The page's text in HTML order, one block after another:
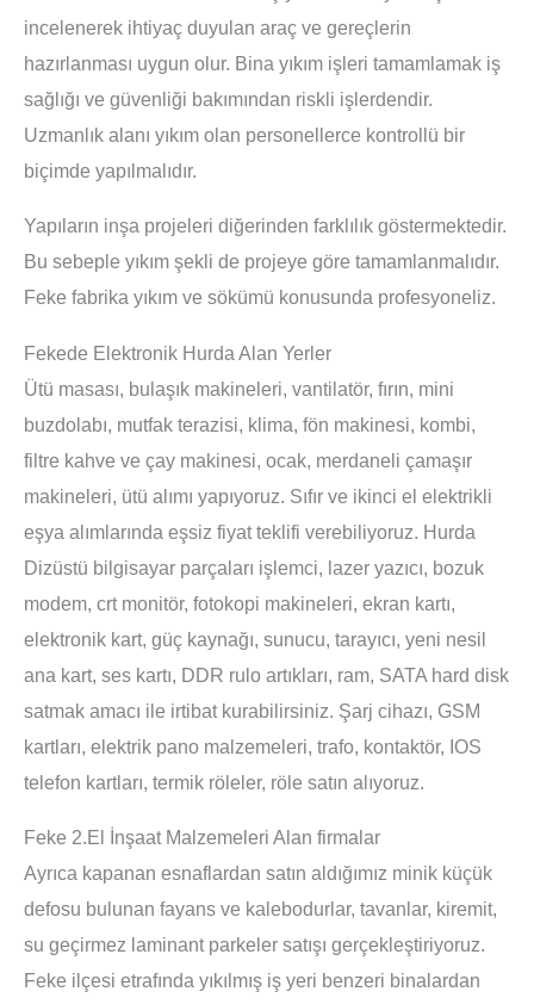
incelenerek ihtiyaç duyulan araç ve gereçlerin
hazırlanması uygun olur. Bina yıkım işleri tamamlamak iş
sağlığı ve güvenliği bakımından riskli işlerdendir.
Uzmanlık alanı yıkım olan personellerce kontrollü bir
biçimde yapılmalıdır.
Yapıların inşa projeleri diğerinden farklılık göstermektedir.
Bu sebeple yıkım şekli de projeye göre tamamlanmalıdır.
Feke fabrika yıkım ve sökümü konusunda profesyoneliz.
Fekede Elektronik Hurda Alan Yerler
Ütü masası, bulaşık makineleri, vantilatör, fırın, mini
buzdolabı, mutfak terazisi, klima, fön makinesi, kombi,
filtre kahve ve çay makinesi, ocak, merdaneli çamaşır
makineleri, ütü alımı yapıyoruz. Sıfır ve ikinci el elektrikli
eşya alımlarında eşsiz fiyat teklifi verebiliyoruz. Hurda
Dizüstü bilgisayar parçaları işlemci, lazer yazıcı, bozuk
modem, crt monitör, fotokopi makineleri, ekran kartı,
elektronik kart, güç kaynağı, sunucu, tarayıcı, yeni nesil
ana kart, ses kartı, DDR rulo artıkları, ram, SATA hard disk
satmak amacı ile irtibat kurabilirsiniz. Şarj cihazı, GSM
kartları, elektrik pano malzemeleri, trafo, kontaktör, IOS
telefon kartları, termik röleler, röle satın alıyoruz.
Feke 2.El İnşaat Malzemeleri Alan firmalar
Ayrıca kapanan esnaflardan satın aldığımız minik küçük
defosu bulunan fayans ve kalebodurlar, tavanlar, kiremit,
su geçirmez laminant parkeler satışı gerçekleştiriyoruz.
Feke ilçesi etrafında yıkılmış iş yeri benzeri binalardan